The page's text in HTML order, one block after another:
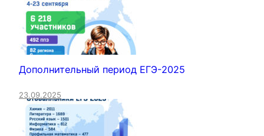
Дополнительный период ЕГЭ-2025
23.09.2025